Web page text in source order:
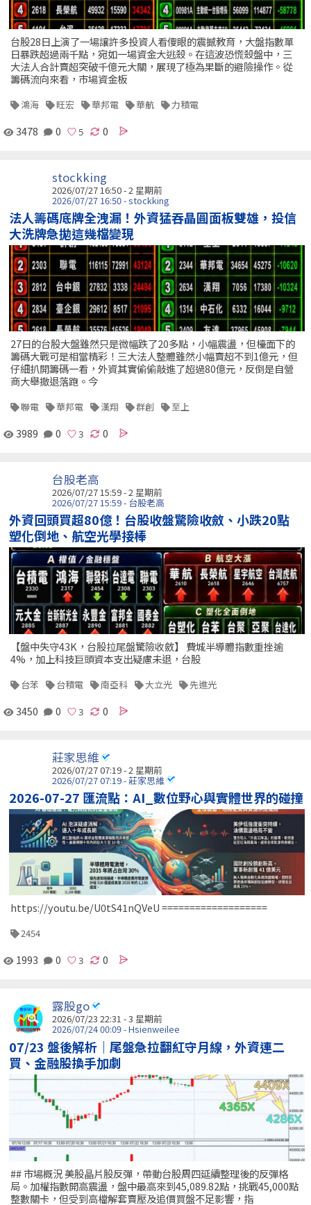
台股28日上演了一場讓許多投資人看傻眼的震撼教育，大盤指數單
日暴跌超過兩千點，宛如一場資金大逃殺。在這波恐慌殺盤中，三
大法人合計賣超突破千億元大關，展現了極為果斷的避險操作。從
籌碼流向來看，市場資金板
鴻海 旺宏 華邦電 華航 力積電
3478 0 0
stockking
2026/07/27 16:50 - 2 星期前
2026/07/27 16:50 - stockking
法人籌碼底牌全洩漏！外資猛吞晶圓面板雙雄，投信
大洗牌急拋這幾檔變現
27日的台股大盤雖然只是微幅跌了20多點，小幅震盪，但檯面下的
籌碼大戰可是相當精彩！三大法人整體雖然小幅賣超不到1億元，但
仔細扒開籌碼一看，外資其實偷偷敲進了超過80億元，反倒是自營
商大舉撤退落跑。今
聯電 華邦電 漢翔 群創 至上
3989 0 0
台股老高
2026/07/27 15:59 - 2 星期前
2026/07/27 15:59 - 台股老高
外資回頭買超80億！台股收盤驚險收斂、小跌20點
塑化倒地、航空光學接棒
【盤中失守43K，台股拉尾盤驚險收斂】 費城半導體指數重挫逾
4%，加上科技巨頭資本支出疑慮未退，台股
台苯 台積電 南亞科 大立光 先進光
3450 0 0
莊家思維
2026/07/27 07:19 - 2 星期前
2026/07/27 07:19 - 莊家思維
2026-07-27 匯流點：AI_數位野心與實體世界的碰撞
https://youtu.be/U0tS41nQVeU ===================
2454
1993 0 0
露股go
2026/07/23 22:31 - 3 星期前
2026/07/24 00:09 - Hsienweilee
07/23 盤後解析｜尾盤急拉翻紅守月線，外資連二
買、金融股換手加劇
## 市場概況 美股晶片股反彈，帶動台股周四延續整理後的反彈格
局。加權指數開高震盪，盤中最高來到45,089.82點，挑戰45,000點
整數關卡，但受到高檔解套賣壓及追價買盤不足影響，指